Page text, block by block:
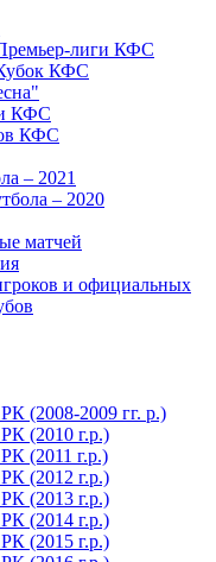
лиги КФС
КФС
КФС
КФС
– 2021
– 2020
матчей
и официальных
(2008-2009 гг. р.)
(2010 г.р.)
(2011 г.р.)
(2012 г.р.)
(2013 г.р.)
(2014 г.р.)
(2015 г.р.)